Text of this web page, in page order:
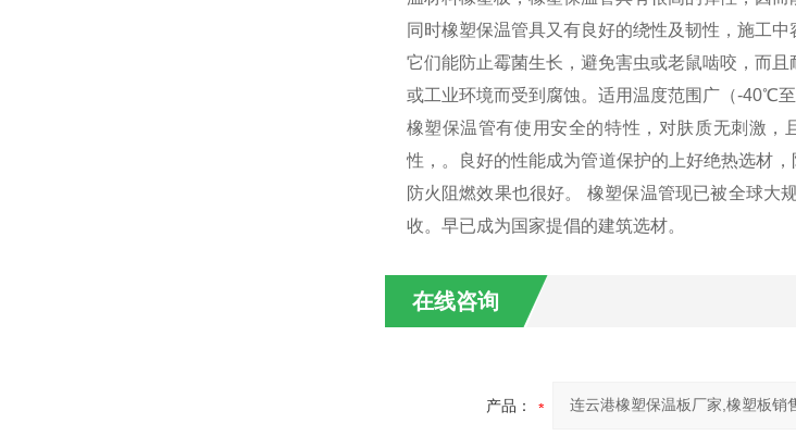
同时橡塑保温管具又有良好的绕性及韧性，施工
它们能防止霉菌生长，避免害虫或老鼠啮咬，而
或工业环境而受到腐蚀。适用温度范围广（-40℃
橡塑保温管有使用安全的特性，对肤质无刺激
性，。良好的性能成为管道保护的上好绝热选材
防火阻燃效果也很好。 橡塑保温管现已被全球大
收。早已成为国家提倡的建筑选材。
在线咨询
产品：